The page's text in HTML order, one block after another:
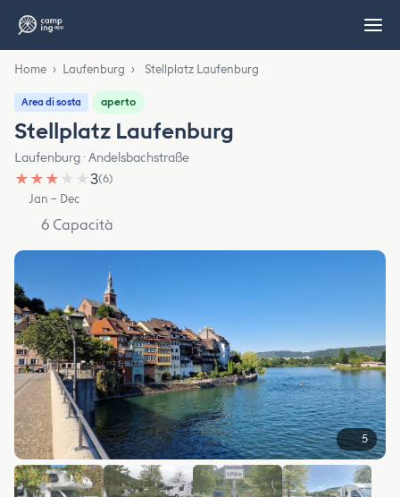
Home › Laufenburg › Stellplatz Laufenburg
Area di sosta aperto
Stellplatz Laufenburg
Laufenburg · Andelsbachstraße
★ ★ ★ ★ ★3(6)
Jan – Dec
6 Capacità
5